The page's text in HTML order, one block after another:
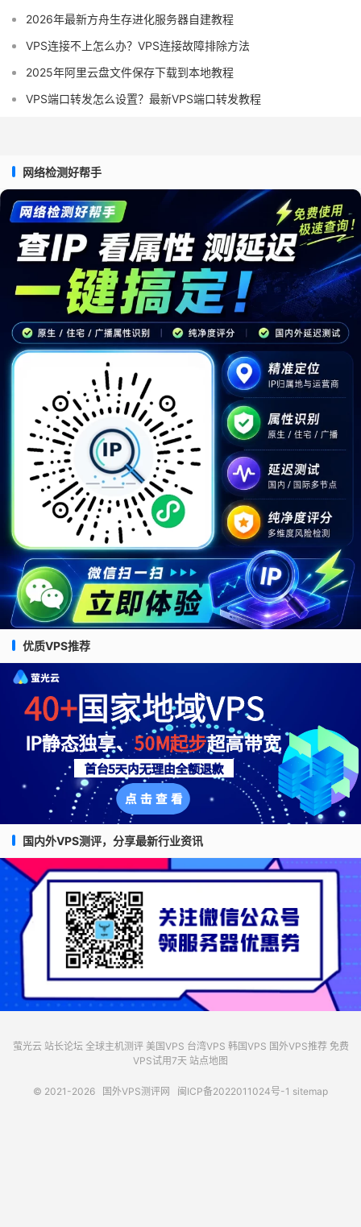
2026年最新方舟生存进化服务器自建教程
VPS连接不上怎么办？VPS连接故障排除方法
2025年阿里云盘文件保存下载到本地教程
VPS端口转发怎么设置？最新VPS端口转发教程
网络检测好帮手
优质VPS推荐
国内外VPS测评，分享最新行业资讯
萤光云 站长论坛 全球主机测评 美国VPS 台湾VPS 韩国VPS 国外VPS推荐 免费
VPS试用7天 站点地图
© 2021-2026 国外VPS测评网 闽ICP备2022011024号-1 sitemap